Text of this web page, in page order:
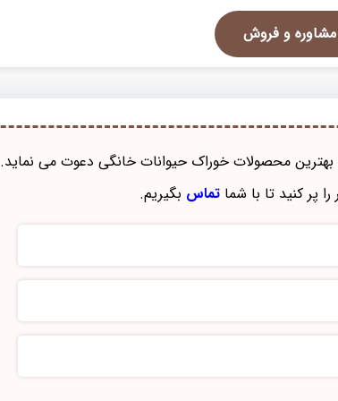
مشاوره و فروش
بهترین محصولات خوراک حيوانات خانگی دعوت می نماید.
را پر کنید تا با شماتماس بگیریم.